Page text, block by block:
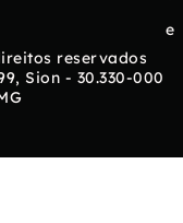
e
reservados
Sion - 30.330-000